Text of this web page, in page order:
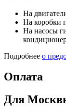
На
На
На насосы
Подробнее о
Оплата
Для